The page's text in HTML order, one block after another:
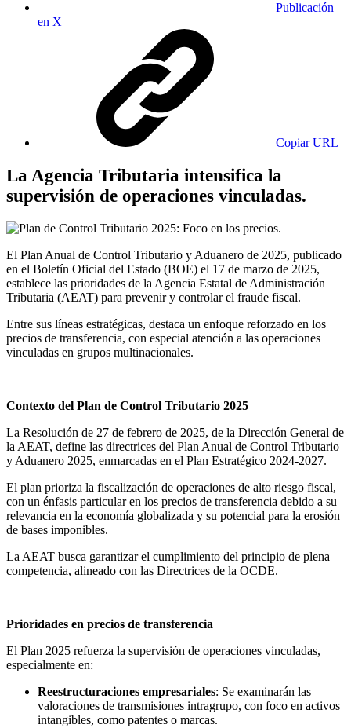
Publicación
en X
Copiar URL
La Agencia Tributaria intensifica la
supervisión de operaciones vinculadas.
El Plan Anual de Control Tributario y Aduanero de 2025, publicado
en el Boletín Oficial del Estado (BOE) el 17 de marzo de 2025,
establece las prioridades de la Agencia Estatal de Administración
Tributaria (AEAT) para prevenir y controlar el fraude fiscal.
Entre sus líneas estratégicas, destaca un enfoque reforzado en los
precios de transferencia, con especial atención a las operaciones
vinculadas en grupos multinacionales.
Contexto del Plan de Control Tributario 2025
La Resolución de 27 de febrero de 2025, de la Dirección General de
la AEAT, define las directrices del Plan Anual de Control Tributario
y Aduanero 2025, enmarcadas en el Plan Estratégico 2024-2027.
El plan prioriza la fiscalización de operaciones de alto riesgo fiscal,
con un énfasis particular en los precios de transferencia debido a su
relevancia en la economía globalizada y su potencial para la erosión
de bases imponibles.
La AEAT busca garantizar el cumplimiento del principio de plena
competencia, alineado con las Directrices de la OCDE.
Prioridades en precios de transferencia
El Plan 2025 refuerza la supervisión de operaciones vinculadas,
especialmente en:
Reestructuraciones empresariales: Se examinarán las
valoraciones de transmisiones intragrupo, con foco en activos
intangibles, como patentes o marcas.